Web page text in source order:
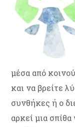
μέσα από
και να βρείτε
συνθήκες ή ο
αρκεί μια